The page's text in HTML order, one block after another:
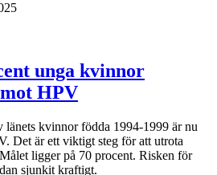
unga kvinnor
HPV
länets kvinnor födda 1994-1999 är nu
Det är ett viktigt steg för att utrota
ligger på 70 procent. Risken för
sjunkit kraftigt.